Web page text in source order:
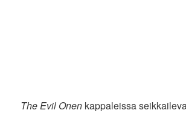
The Evil Onen kappaleissa